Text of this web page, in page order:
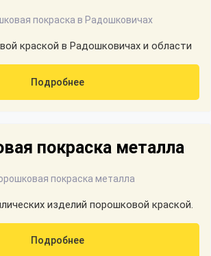
краской в Радошковичах и области
Подробнее
покраска металла
изделий порошковой краской.
Подробнее